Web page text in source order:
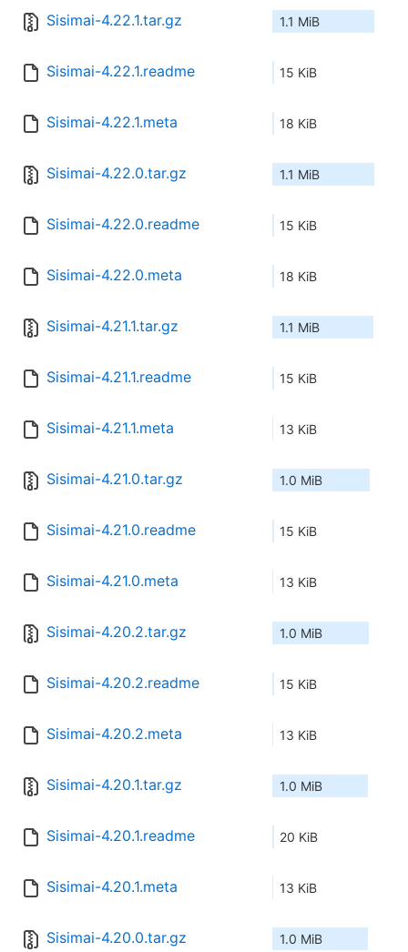
Sisimai-4.22.1.tar.gz 1.1 MiB
Sisimai-4.22.1.readme 15 KiB
Sisimai-4.22.1.meta 18 KiB
Sisimai-4.22.0.tar.gz 1.1 MiB
Sisimai-4.22.0.readme 15 KiB
Sisimai-4.22.0.meta 18 KiB
Sisimai-4.21.1.tar.gz 1.1 MiB
Sisimai-4.21.1.readme 15 KiB
Sisimai-4.21.1.meta 13 KiB
Sisimai-4.21.0.tar.gz 1.0 MiB
Sisimai-4.21.0.readme 15 KiB
Sisimai-4.21.0.meta 13 KiB
Sisimai-4.20.2.tar.gz 1.0 MiB
Sisimai-4.20.2.readme 15 KiB
Sisimai-4.20.2.meta 13 KiB
Sisimai-4.20.1.tar.gz 1.0 MiB
Sisimai-4.20.1.readme 20 KiB
Sisimai-4.20.1.meta 13 KiB
Sisimai-4.20.0.tar.gz 1.0 MiB